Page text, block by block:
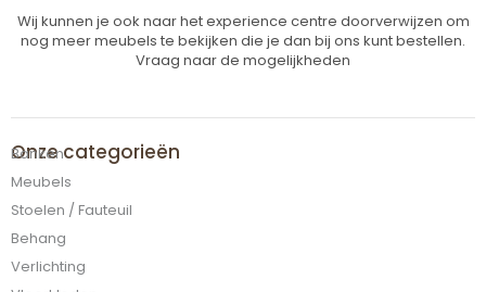
Wij kunnen je ook naar het experience centre doorverwijzen om
nog meer meubels te bekijken die je dan bij ons kunt bestellen.
Vraag naar de mogelijkheden
Onze categorieën
Banken
Meubels
Stoelen / Fauteuil
Behang
Verlichting